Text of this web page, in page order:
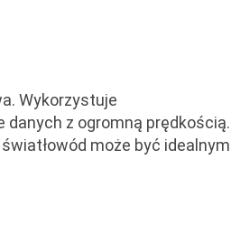
Wykorzystuje
danych z ogromną prędkością.
może być idealnym